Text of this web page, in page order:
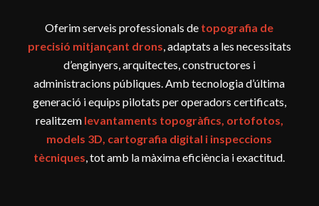
Oferim serveis professionals de topografia de
precisió mitjançant drons , adaptats a les necessitats
d’enginyers, arquitectes, constructores i
administracions públiques. Amb tecnologia d’última
generació i equips pilotats per operadors certificats,
realitzem levantaments topogràfics, ortofotos,
models 3D, cartografia digital i inspeccions
tècniques , tot amb la màxima eficiència i exactitud.